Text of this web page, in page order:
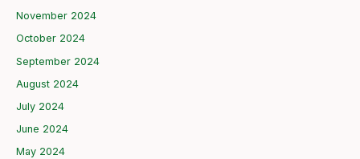
November 2024
October 2024
September 2024
August 2024
July 2024
June 2024
May 2024